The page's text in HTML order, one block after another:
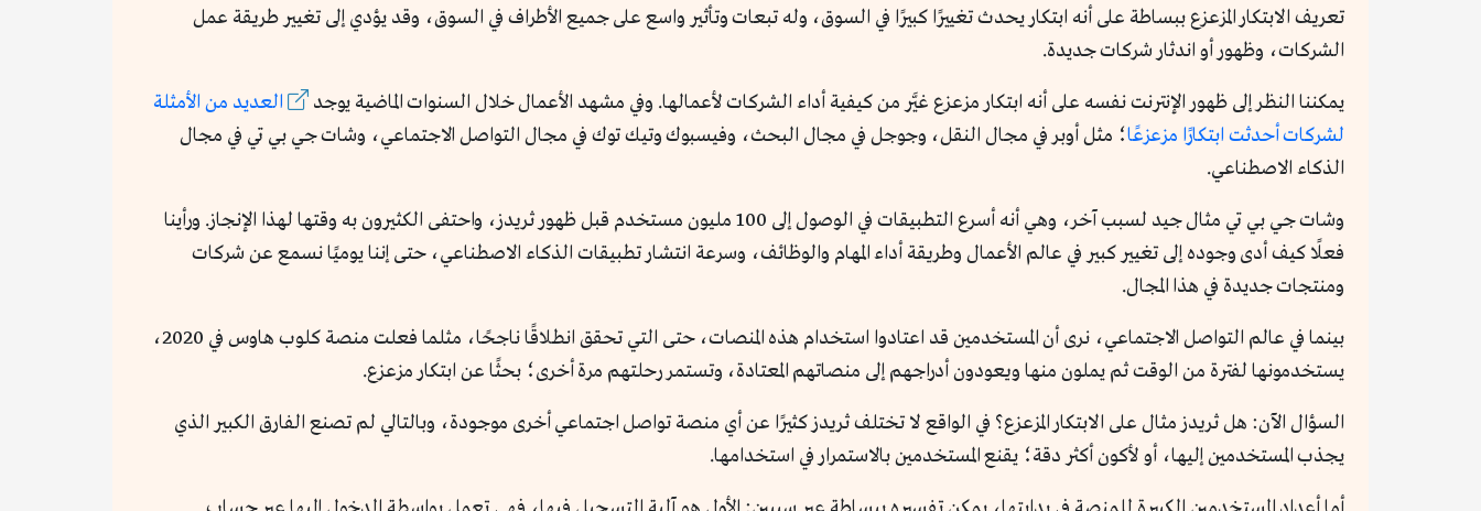
تعريف الابتكار المزعزع ببساطة على أنه ابتكار يحدث تغييرًا كبيرًا في السوق، وله تبعات وتأثير واسع على جميع الأطراف في السوق، وقد يؤدي إلى تغيير طريقة عمل
الشركات، وظهور أو اندثار شركات جديدة.
يمكننا النظر إلى ظهور الإنترنت نفسه على أنه ابتكار مزعزع غيَّر من كيفية أداء الشركات لأعمالها. وفي مشهد الأعمال خلال السنوات الماضية يوجد
العديد من الأمثلة
لشركات أحدثت ابتكارًا مزعزعًا؛ مثل أوبر في مجال النقل، وجوجل في مجال البحث، وفيسبوك وتيك توك في مجال التواصل الاجتماعي، وشات جي بي تي في مجال
الذكاء الاصطناعي.
وشات جي بي تي مثال جيد لسبب آخر، وهي أنه أسرع التطبيقات في الوصول إلى 100 مليون مستخدم قبل ظهور ثريدز، واحتفى الكثيرون به وقتها لهذا الإنجاز. ورأينا
فعلًا كيف أدى وجوده إلى تغيير كبير في عالم الأعمال وطريقة أداء المهام والوظائف، وسرعة انتشار تطبيقات الذكاء الاصطناعي، حتى إننا يوميًا نسمع عن شركات
ومنتجات جديدة في هذا المجال.
بينما في عالم التواصل الاجتماعي، نرى أن المستخدمين قد اعتادوا استخدام هذه المنصات، حتى التي تحقق انطلاقًا ناجحًا، مثلما فعلت منصة كلوب هاوس في 2020،
يستخدمونها لفترة من الوقت ثم يملون منها ويعودون أدراجهم إلى منصاتهم المعتادة، وتستمر رحلتهم مرة أخرى؛ بحثًا عن ابتكار مزعزع.
السؤال الآن: هل ثريدز مثال على الابتكار المزعزع؟ في الواقع لا تختلف ثريدز كثيرًا عن أي منصة تواصل اجتماعي أخرى موجودة، وبالتالي لم تصنع الفارق الكبير الذي
يجذب المستخدمين إليها، أو لأكون أكثر دقة؛ يقنع المستخدمين بالاستمرار في استخدامها.